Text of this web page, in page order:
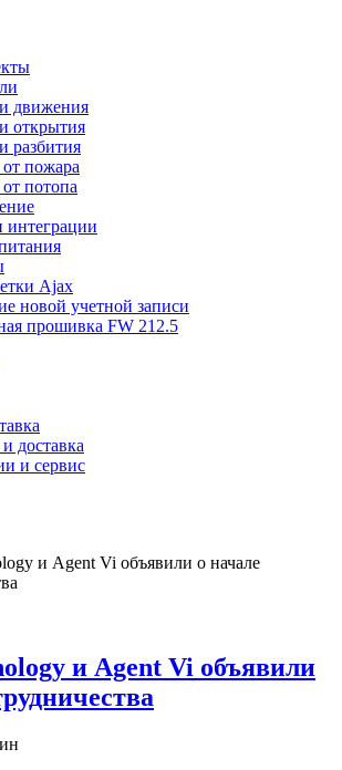
движения
открытия
разбития
пожара
потопа
Ajax
новой учетной записи
прошивка FW 212.5
доставка
и сервис
и Agent Vi объявили о начале
и Agent Vi объявили